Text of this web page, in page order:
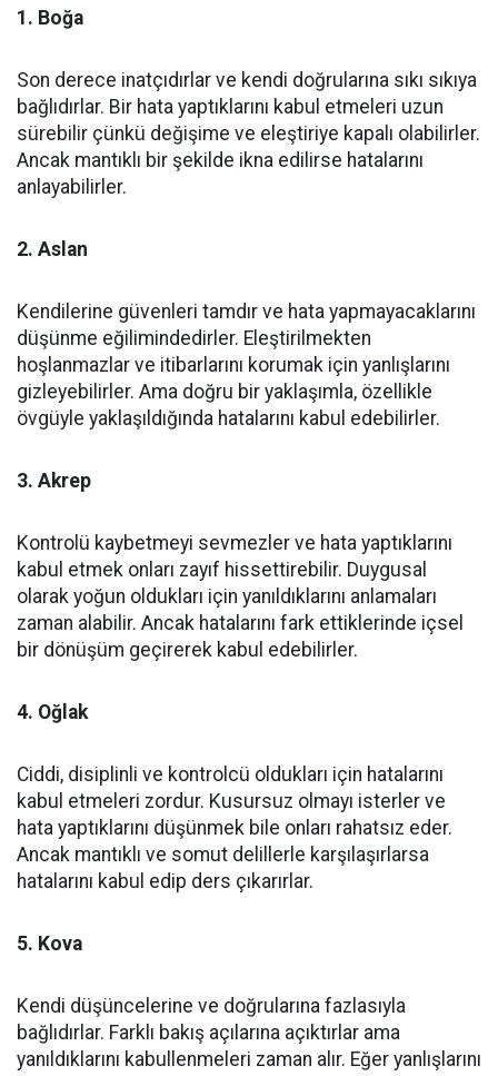
1. Boğa
Son derece inatçıdırlar ve kendi doğrularına sıkı sıkıya
bağlıdırlar. Bir hata yaptıklarını kabul etmeleri uzun
sürebilir çünkü değişime ve eleştiriye kapalı olabilirler.
Ancak mantıklı bir şekilde ikna edilirse hatalarını
anlayabilirler.
2. Aslan
Kendilerine güvenleri tamdır ve hata yapmayacaklarını
düşünme eğilimindedirler. Eleştirilmekten
hoşlanmazlar ve itibarlarını korumak için yanlışlarını
gizleyebilirler. Ama doğru bir yaklaşımla, özellikle
övgüyle yaklaşıldığında hatalarını kabul edebilirler.
3. Akrep
Kontrolü kaybetmeyi sevmezler ve hata yaptıklarını
kabul etmek onları zayıf hissettirebilir. Duygusal
olarak yoğun oldukları için yanıldıklarını anlamaları
zaman alabilir. Ancak hatalarını fark ettiklerinde içsel
bir dönüşüm geçirerek kabul edebilirler.
4. Oğlak
Ciddi, disiplinli ve kontrolcü oldukları için hatalarını
kabul etmeleri zordur. Kusursuz olmayı isterler ve
hata yaptıklarını düşünmek bile onları rahatsız eder.
Ancak mantıklı ve somut delillerle karşılaşırlarsa
hatalarını kabul edip ders çıkarırlar.
5. Kova
Kendi düşüncelerine ve doğrularına fazlasıyla
bağlıdırlar. Farklı bakış açılarına açıktırlar ama
yanıldıklarını kabullenmeleri zaman alır. Eğer yanlışlarını